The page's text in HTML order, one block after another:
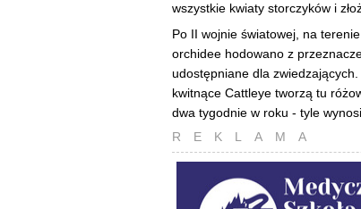
wszystkie kwiaty storczyków i
Po II wojnie światowej, na
orchidee hodowano z
udostępniane dla
kwitnące Cattleye tworzą tu
dwa tygodnie w roku - tyle
REKLAMA